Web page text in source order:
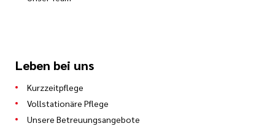
Leben bei uns
Kurzzeitpflege
Vollstationäre Pflege
Unsere Betreuungsangebote